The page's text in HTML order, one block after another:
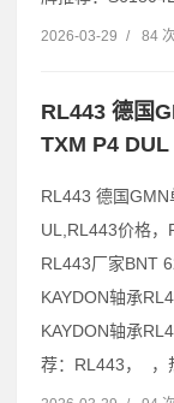
2026-03-29 / 84
RL443 德国
TXM P4 DUL
RL443 德国GMN
UL,RL443价格，
RL443厂家BNT
KAYDON轴承
KAYDON轴承
荐：RL443， ，